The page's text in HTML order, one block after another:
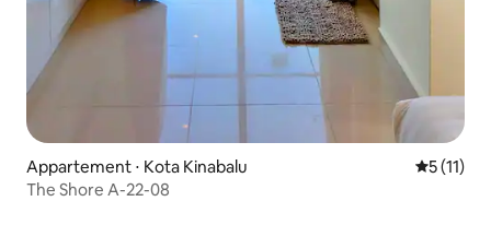
Appartement ⋅ Kota Kinabalu
5 (11)
The Shore A-22-08